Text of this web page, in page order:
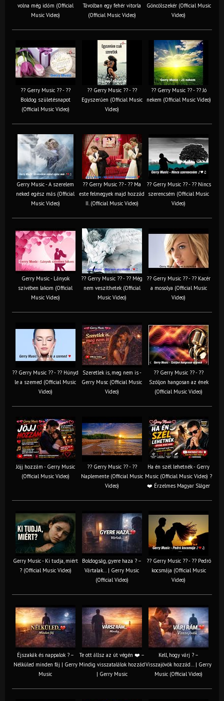
volna még időm (Official
Music Video)
Távolban egy fehér vitorla
(Official Music Video)
Göncölszekér (Official Music
Video)
?? Gerry Music ?? - ??
Boldog születésnapot
(Official Music Video)
?? Gerry Music ?? - ??
Egyszerűen (Official Music
Video)
?? Gerry Music ?? - ?? Jó
nekem (Official Music Video)
Gerry Music - A szerelem
neked egész más (Official
Music Video)
?? Gerry Music ?? - ?? Ma
este felmegyek majd hozzád
II. (Official Music Video)
?? Gerry Music ?? - ?? Nincs
szerencsém (Official Music
Video)
Gerry Music - Lányok
szívében lakom (Official
Music Video)
?? Gerry Music ?? - ?? Még
nem veszíthetek (Official
Music Video)
?? Gerry Music ?? - ?? Kacér
a mosolya (Official Music
Video)
?? Gerry Music ?? - ?? Húnyd
le a szemed (Official Music
Video)
Szeretlek is, meg nem is -
Gerry Musc (Official Music
Video)
?? Gerry Music ?? - ??
Szóljon hangosan az ének
(Official Music Video)
Jöjj hozzám - Gerry Music
(Official Music Video)
?? Gerry Music ?? - ??
Naplemente (Official Music
Video)
Ha én szél lehetnék - Gerry
Music (Official Music Video) ?️
❤️ Érzelmes Magyar Sláger
Gerry Music - Ki tudja, miért
? (Official Music Video)
Boldogság, gyere haza ? –
Vártalak… | Gerry Music
(Official Video)
?? Gerry Music ?? - ?? Pedró
kocsmája (Official Music
Video)
Éjszakák és nappalok ? –
Nélküled minden fáj | Gerry
Music
Te ott állsz az út végén ❤️ –
Mindig visszatalálok hozzád
| Gerry Music
Kell, hogy várj ? –
Visszajövök hozzád… | Gerry
Music (Official Video)